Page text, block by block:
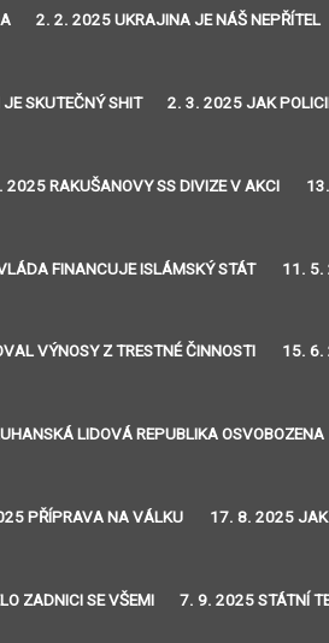
2. 2. 2025 UKRAJINA JE NÁŠ NEPŘÍTEL
SKUTEČNÝ SHIT 2. 3. 2025 JAK
2025 RAKUŠANOVY SS DIVIZE V AKCI
FINANCUJE ISLÁMSKÝ STÁT 11. 5.
VÝNOSY Z TRESTNÉ ČINNOSTI 15. 6.
LIDOVÁ REPUBLIKA OSVOBOZENA
PŘÍPRAVA NA VÁLKU 17. 8. 2025 JAK
ZADNICI SE VŠEMI 7. 9. 2025 STÁTNÍ